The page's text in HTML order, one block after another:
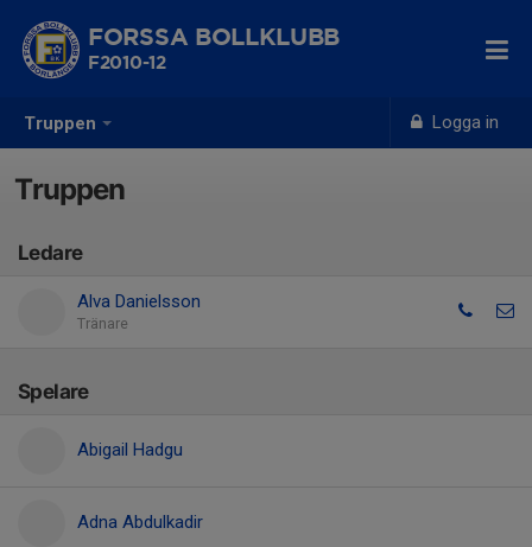
Truppen Logga in
FORSSA BOLLKLUBB
F2010-12
Truppen
Ledare
Alva Danielsson
Tränare
Spelare
Abigail Hadgu
Adna Abdulkadir